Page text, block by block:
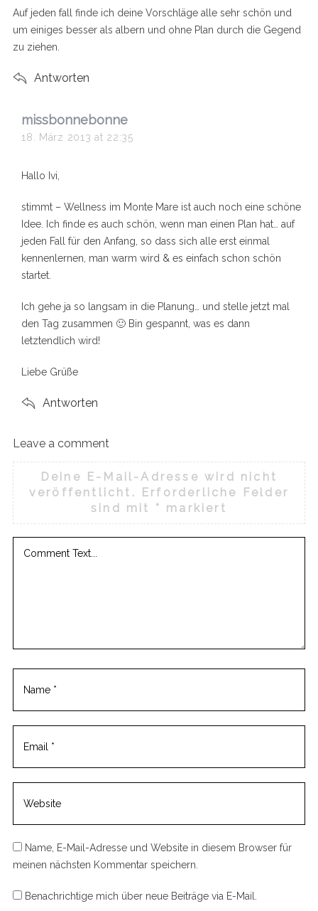
Auf jeden fall finde ich deine Vorschläge alle sehr schön und
um einiges besser als albern und ohne Plan durch die Gegend
zu ziehen.
Antworten
s
a
s
missbonnebonne
18. März 2013 at 22:35
Hallo Ivi,
stimmt – Wellness im Monte Mare ist auch noch eine schöne
Idee. Ich finde es auch schön, wenn man einen Plan hat… auf
jeden Fall für den Anfang, so dass sich alle erst einmal
kennenlernen, man warm wird & es einfach schon schön
startet.
Ich gehe ja so langsam in die Planung… und stelle jetzt mal
den Tag zusammen 🙂 Bin gespannt, was es dann
letztendlich wird!
Liebe Grüße
Antworten
L
e
a
v
e
t
Leave a comment
Deine E-Mail-Adresse wird nicht
veröffentlicht.
Erforderliche Felder
sind mit * markiert
Name, E-Mail-Adresse und Website in diesem Browser für
meinen nächsten Kommentar speichern.
Benachrichtige mich über neue Beiträge via E-Mail.
r
c
h
: